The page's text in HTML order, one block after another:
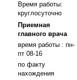
Время работы:
круглосуточно
Приемная
главного врача
время работы : пн-
пт 08-16
по факту
нахождения